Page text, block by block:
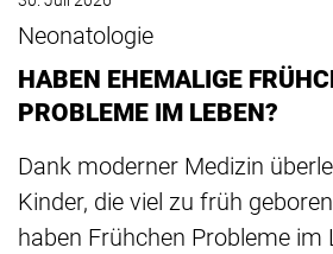
Neonatologie
HABEN EHEMALIGE
PROBLEME IM LEBEN?
Dank moderner Medizin
Kinder, die viel zu früh
haben Frühchen Probleme im